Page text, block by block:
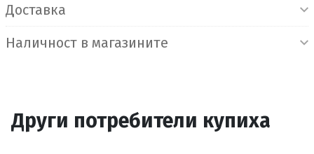
Доставка
Наличност в магазините
Други потребители купиха